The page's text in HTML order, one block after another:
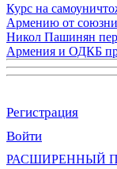
Курс на
Армению от
Никол Пашинян
Армения и ОДКБ
Регистрация
Войти
РАСШИРЕННЫЙ